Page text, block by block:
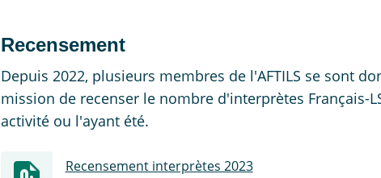
Recensement
Depuis 2022, plusieurs membres de l'AFTILS se sont
mission de recenser le nombre d'interprètes Français-
activité ou l'ayant été.
Recensement interprètes 2023